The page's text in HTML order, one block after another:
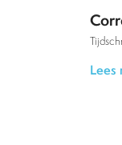
Lees